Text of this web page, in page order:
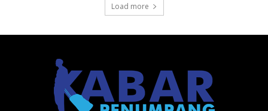
Load more